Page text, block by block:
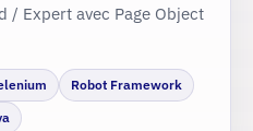
/ Expert avec Page Object
Robot Framework